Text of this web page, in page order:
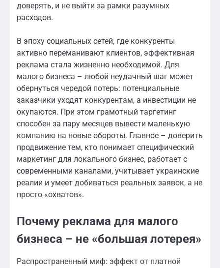
доверять, и не выйти за рамки разумных
расходов.
В эпоху социальных сетей, где конкуренты
активно переманивают клиентов, эффективная
реклама стала жизненно необходимой. Для
малого бизнеса – любой неудачный шаг может
обернуться чередой потерь: потенциальные
заказчики уходят конкурентам, а инвестиции не
окупаются. При этом грамотный таргетинг
способен за пару месяцев вывести маленькую
компанию на новые обороты. Главное – доверить
продвижение тем, кто понимает специфический
маркетинг для локального бизнес, работает с
современными каналами, учитывает украинские
реалии и умеет добиваться реальных заявок, а не
просто «охватов».
Почему реклама для малого
бизнеса – не «большая лотерея»
Распространенный миф: эффект от платной